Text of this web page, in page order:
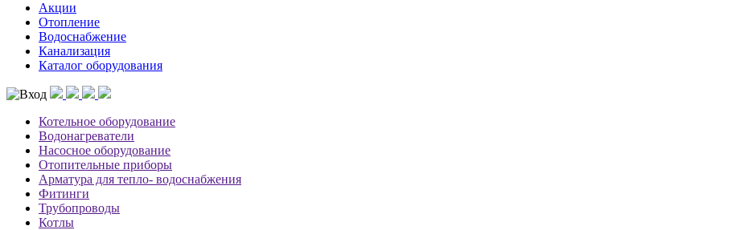
Акции
Отопление
Водоснабжение
Канализация
Каталог оборудования
Котельное оборудование
Водонагреватели
Насосное оборудование
Отопительные приборы
Арматура для тепло- водоснабжения
Фитинги
Трубопроводы
Котлы